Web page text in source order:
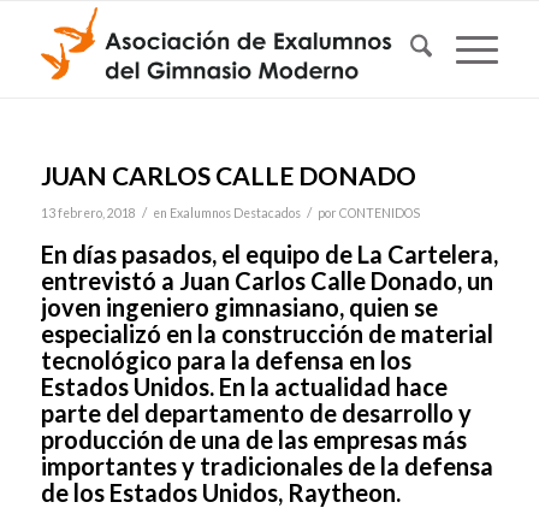
JUAN CARLOS CALLE DONADO
13 febrero, 2018 / en Exalumnos Destacados / por CONTENIDOS
En días pasados, el equipo de La Cartelera,
entrevistó a Juan Carlos Calle Donado, un
joven ingeniero gimnasiano, quien se
especializó en la construcción de material
tecnológico para la defensa en los
Estados Unidos. En la actualidad hace
parte del departamento de desarrollo y
producción de una de las empresas más
importantes y tradicionales de la defensa
de los Estados Unidos, Raytheon.